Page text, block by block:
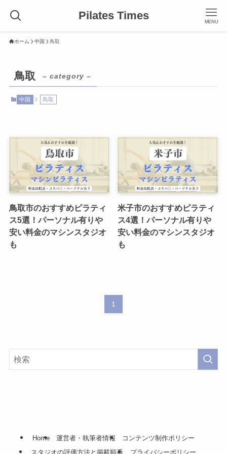
Pilates Times MENU
ホーム 中国 鳥取
鳥取 – category –
中国 鳥取
鳥取市のおすすめピラティ
ス5選！パーソナル有りや
安い料金のマシンスタジオ
も
米子市のおすすめピラティ
ス4選！パーソナル有りや
安い料金のマシンスタジオ
も
1
Home 運営者・執筆者情報
コンテンツ制作ポリシー
スタジオの評価方法と掲載順番
プライバシーポリシー